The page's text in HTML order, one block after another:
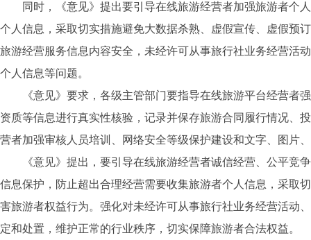
同时，《意见》提出要引导在线旅游经营者加强旅游者个
个人信息，采取切实措施避免大数据杀熟、虚假宣传、虚假预
旅游经营服务信息内容安全，未经许可从事旅行社业务经营活
个人信息等问题。
《意见》要求，各级主管部门要指导在线旅游平台经营者
资质等信息进行真实性核验，记录并保存旅游合同履行情况、
营者加强审核人员培训、网络安全等级保护建设和文字、图片
《意见》提出，要引导在线旅游经营者诚信经营、公平竞
信息保护，防止超出合理经营需要收集旅游者个人信息，采取
害旅游者权益行为。强化对未经许可从事旅行社业务经营活动
定和处置，维护正常的行业秩序，切实保障旅游者合法权益。